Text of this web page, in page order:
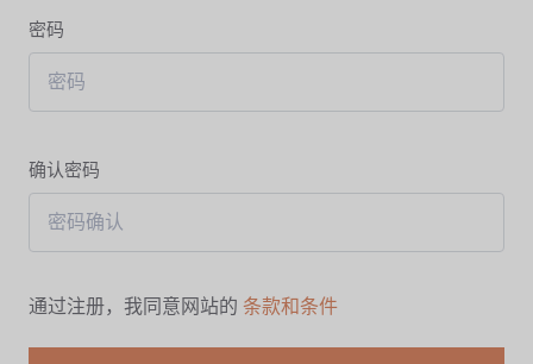
密码
确认密码
通过注册，我同意网站的 条款和条件